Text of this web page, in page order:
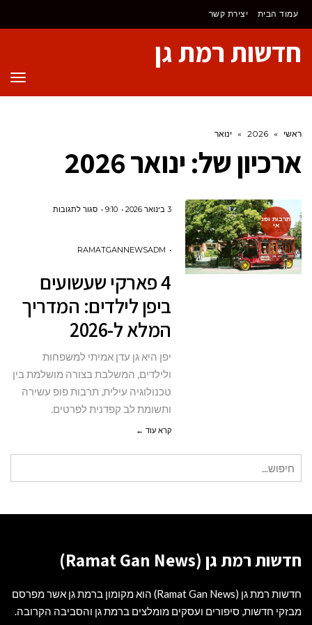
לתוכן
עמוד הבית יצירת קשר
חדשות רמת גן
ראשי »
2026
» ינואר
ארכיון של: ינואר 2026
תרבות ופנ
אי
3 בינואר 2026 9:10 סגור לתגובותעל
ביפן
לילדים:
RAMATGANNEWSADM
4 פארקי שעשועים
ביפן לילדים: המדריך
המלא ל-2026
יפן היא גן עדן אמיתי למשפחות
ולילדים, המשלבת בצורה מושלמת בין
טכנולוגיה עילית, תרבות פופ עשירה
ותשומת לב קפדנית לפרטים.
קרא עוד ←
עבור:
חדשות רמת גן (Ramat Gan News)
חדשות רמת גן (Ramat Gan News) הוא מקומון ברמת גן אשר מפרסם
מבזקי חדשות, סיפורים ועסקים מומלצים ברמת גן והסביבה הקרובה.